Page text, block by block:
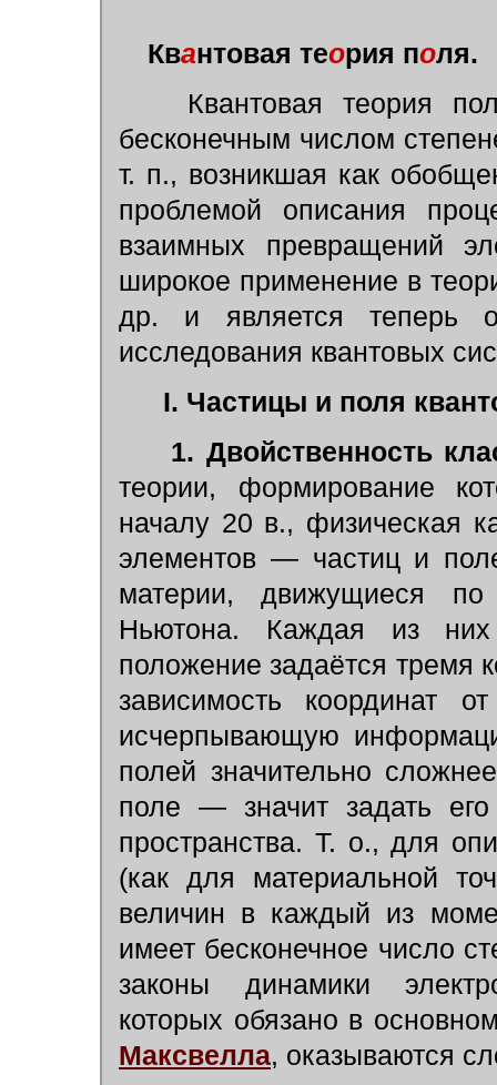
Квантовая теория поля.
Квантовая теория
бесконечным числом
т. п., возникшая как
проблемой описания
взаимных превращений
широкое применение в
др. и является теперь
исследования квантовых
I. Частицы и поля
1. Двойственность
теории, формирование
началу 20 в., физическая
элементов — частиц и
материи, движущиеся по
Ньютона. Каждая из
положение задаётся тремя
зависимость координат
исчерпывающую
полей значительно
поле — значит задать
пространства. Т. о., для
(как для материальной
величин в каждый из
имеет бесконечное число
законы динамики
которых обязано в
Максвелла, оказываются